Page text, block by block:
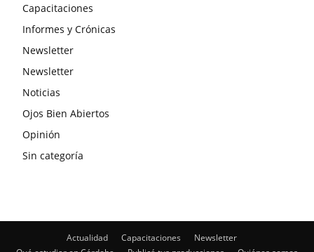
Capacitaciones
Informes y Crónicas
Newsletter
Newsletter
Noticias
Ojos Bien Abiertos
Opinión
Sin categoría
Actualidad Capacitaciones
Newsletter